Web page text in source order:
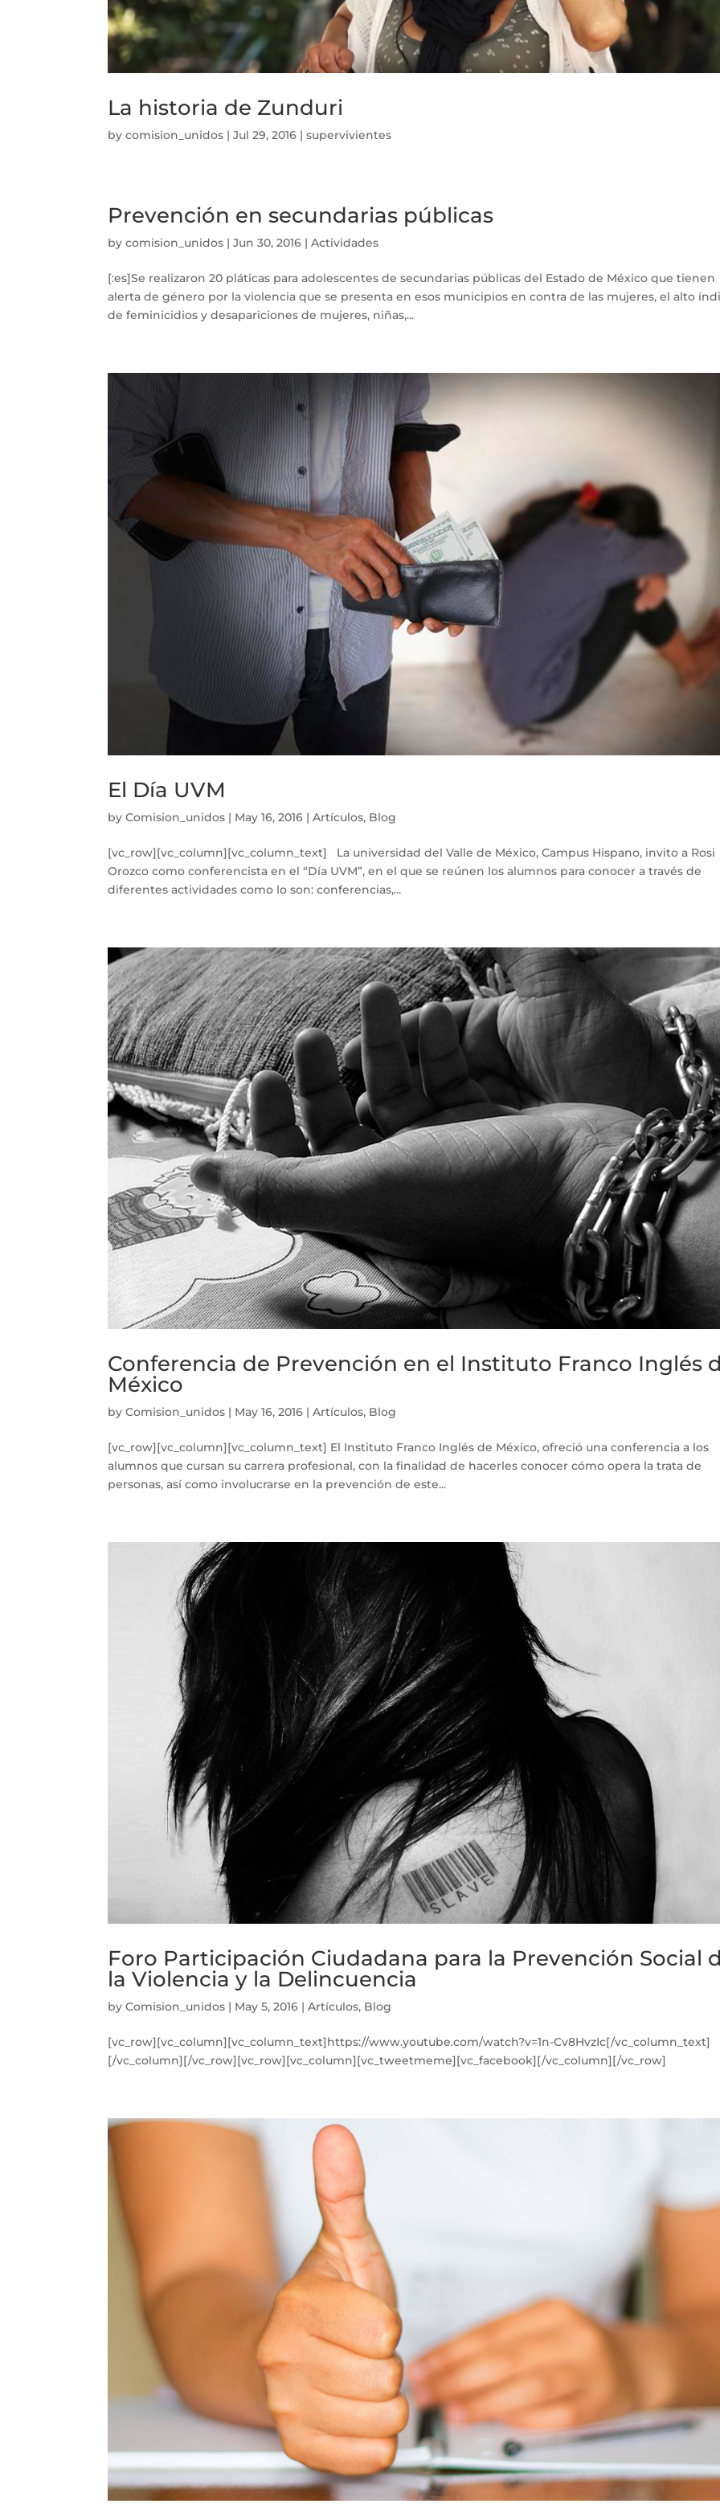
La historia de Zunduri
bycomision_unidos |Jul 29, 2016 |supervivientes
Prevención en secundarias públicas
bycomision_unidos |Jun 30, 2016 |Actividades
[:es]Se realizaron 20 pláticas para adolescentes de secundarias públicas del Estado de México que tienen
alerta de género por la violencia que se presenta en esos municipios en contra de las mujeres, el alto
de feminicidios y desapariciones de mujeres, niñas,...
El Día UVM
byComision_unidos | May 16, 2016 |Artículos, Blog
[vc_row][vc_column][vc_column_text] La universidad del Valle de México, Campus Hispano, invito a Rosi
Orozco como conferencista en el “Día UVM”, en el que se reúnen los alumnos para conocer a través de
diferentes actividades como lo son: conferencias,...
Conferencia de Prevención en el Instituto Franco Inglés
México
byComision_unidos | May 16, 2016 |Artículos, Blog
[vc_row][vc_column][vc_column_text] El Instituto Franco Inglés de México, ofreció una conferencia a los
alumnos que cursan su carrera profesional, con la finalidad de hacerles conocer cómo opera la trata de
personas, así como involucrarse en la prevención de este...
Foro Participación Ciudadana para la Prevención Social
la Violencia y la Delincuencia
byComision_unidos | May 5, 2016 |Artículos, Blog
[vc_row][vc_column][vc_column_text]https://www.youtube.com/watch?v=1n-Cv8HvzIc[/vc_column_text]
[/vc_column][/vc_row][vc_row][vc_column][vc_tweetmeme][vc_facebook][/vc_column][/vc_row]